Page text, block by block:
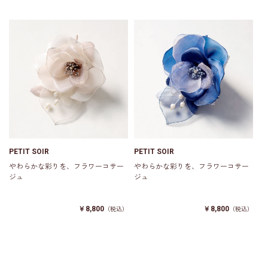
PETIT SOIR
やわらかな彩りを、フラワーコサー
ジュ
￥8,800 （税込）
PETIT SOIR
やわらかな彩りを、フラワーコサー
ジュ
￥8,800 （税込）